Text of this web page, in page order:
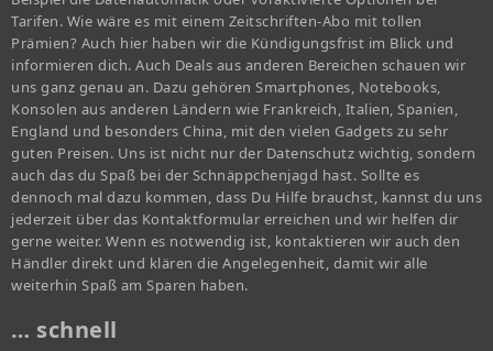
Tarifen. Wie wäre es mit einem Zeitschriften-Abo mit tollen
Prämien? Auch hier haben wir die Kündigungsfrist im Blick und
informieren dich. Auch Deals aus anderen Bereichen schauen wir
uns ganz genau an. Dazu gehören Smartphones, Notebooks,
Konsolen aus anderen Ländern wie Frankreich, Italien, Spanien,
England und besonders China, mit den vielen Gadgets zu sehr
guten Preisen. Uns ist nicht nur der Datenschutz wichtig, sondern
auch das du Spaß bei der Schnäppchenjagd hast. Sollte es
dennoch mal dazu kommen, dass Du Hilfe brauchst, kannst du uns
jederzeit über das Kontaktformular erreichen und wir helfen dir
gerne weiter. Wenn es notwendig ist, kontaktieren wir auch den
Händler direkt und klären die Angelegenheit, damit wir alle
weiterhin Spaß am Sparen haben.
… schnell